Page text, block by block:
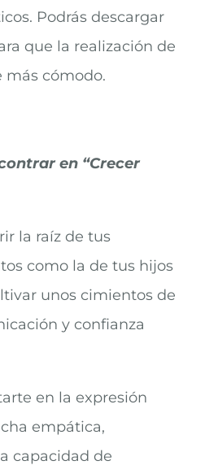
Podrás descargar
que la realización de
más cómodo.
en “Crecer
la raíz de tus
como la de tus hijos
unos cimientos de
y confianza
en la expresión
empática,
capacidad de